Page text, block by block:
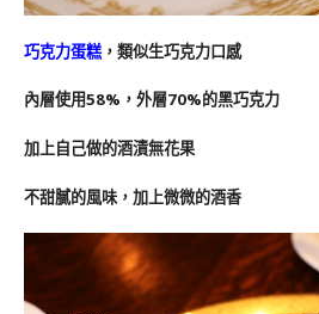
巧克力蛋糕 ，類似生巧克力口感
內層使用58%，外層70%的黑巧克力
加上自己做的酒漬無花果
不甜膩的風味，加上微微的酒香